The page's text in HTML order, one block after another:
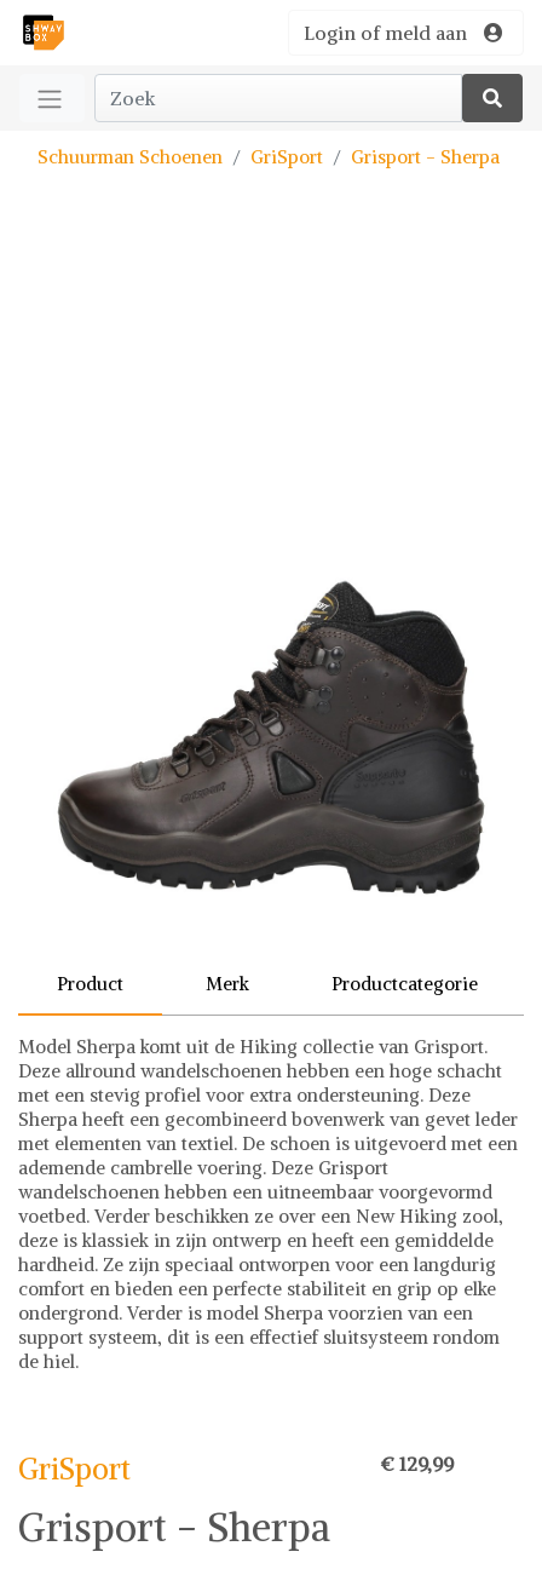
Login of meld aan
Schuurman Schoenen GriSport Grisport - Sherpa
Product Merk Productcategorie
Model Sherpa komt uit de Hiking collectie van Grisport.
Deze allround wandelschoenen hebben een hoge schacht
met een stevig profiel voor extra ondersteuning. Deze
Sherpa heeft een gecombineerd bovenwerk van gevet leder
met elementen van textiel. De schoen is uitgevoerd met een
ademende cambrelle voering. Deze Grisport
wandelschoenen hebben een uitneembaar voorgevormd
voetbed. Verder beschikken ze over een New Hiking zool,
deze is klassiek in zijn ontwerp en heeft een gemiddelde
hardheid. Ze zijn speciaal ontworpen voor een langdurig
comfort en bieden een perfecte stabiliteit en grip op elke
ondergrond. Verder is model Sherpa voorzien van een
support systeem, dit is een effectief sluitsysteem rondom
de hiel.
GriSport € 129,99
Grisport - Sherpa